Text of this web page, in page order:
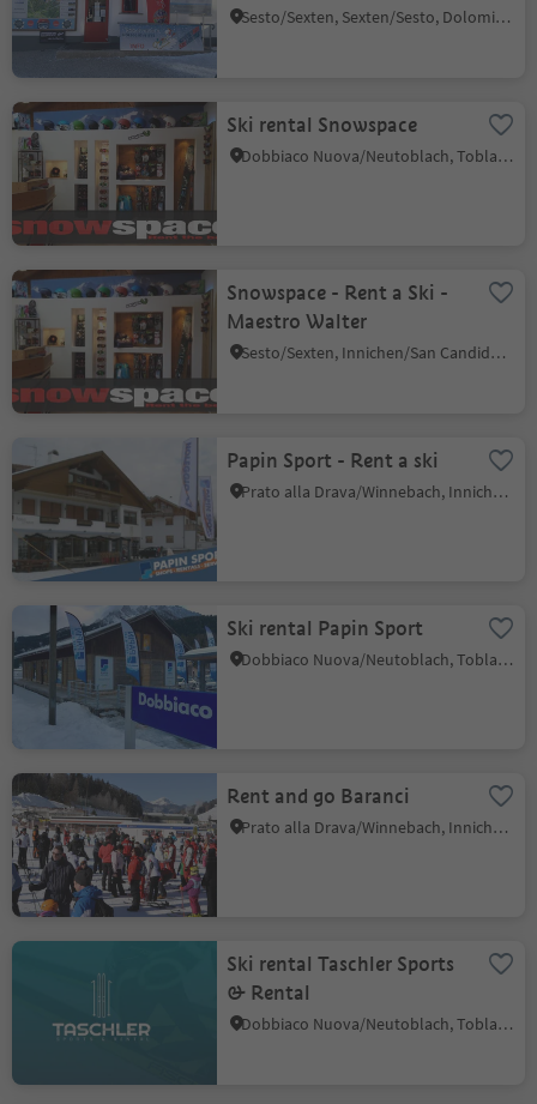
Sesto/Sexten, Sexten/Sesto, Dolomites Region 3 Zinnen
Ski rental Snowspace
Dobbiaco Nuova/Neutoblach, Toblach/Dobbiaco, Dolomites Region 3 Zinnen
Snowspace - Rent a Ski -
Maestro Walter
Sesto/Sexten, Innichen/San Candido, Dolomites Region 3 Zinnen
Papin Sport - Rent a ski
Prato alla Drava/Winnebach, Innichen/San Candido, Dolomites Region 3 Zinnen
Ski rental Papin Sport
Dobbiaco Nuova/Neutoblach, Toblach/Dobbiaco, Dolomites Region 3 Zinnen
Rent and go Baranci
Prato alla Drava/Winnebach, Innichen/San Candido, Dolomites Region 3 Zinnen
Ski rental Taschler Sports
& Rental
Dobbiaco Nuova/Neutoblach, Toblach/Dobbiaco, Dolomites Region 3 Zinnen